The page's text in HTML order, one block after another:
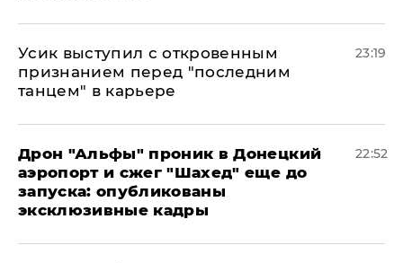
Усик выступил с откровенным
признанием перед "последним
танцем" в карьере
23:19
Дрон "Альфы" проник в Донецкий
аэропорт и сжег "Шахед" еще до
запуска: опубликованы
эксклюзивные кадры
22:52